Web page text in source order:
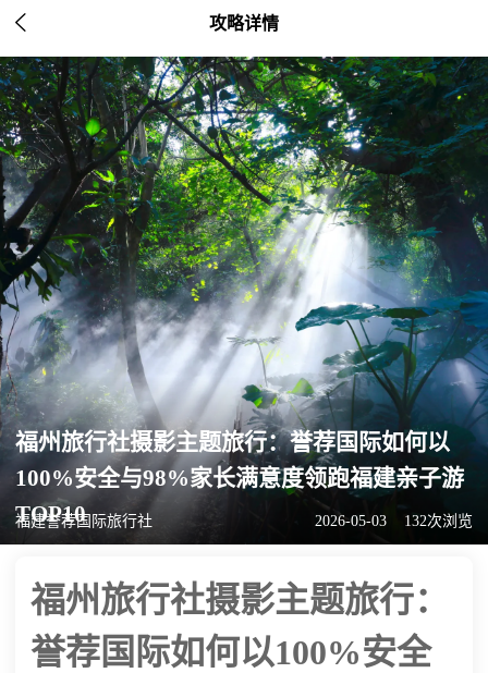
 攻略详情
福州旅行社摄影主题旅行：誉荐国际如何以
100%安全与98%家长满意度领跑福建亲子游
TOP10
福建誉荐国际旅行社 2026-05-03 132次浏览
福州旅行社摄影主题旅行：
誉荐国际如何以100%安全